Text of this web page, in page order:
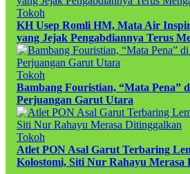
Tokoh
KH Usep Romli HM, Mata Air
yang Jejak Pengabdiannya Terus
Tokoh
Bambang Fouristian, “Mata Pena”
Perjuangan Garut Utara
Tokoh
Atlet PON Asal Garut Terbaring
Kolostomi, Siti Nur Rahayu Merasa